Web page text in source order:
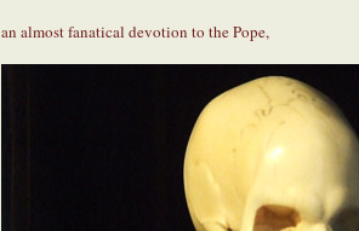
an almost fanatical devotion to the Pope,